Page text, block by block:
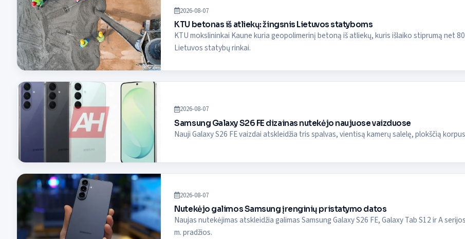
2026-08-07
KTU betonas iš atliekų: žingsnis Lietuvos statyboms
KTU mokslininkai Kaune kuria geopolimerinį betoną iš atliekų, kuris išlaiko stiprumą net
Lietuvos statybų rinkai.
2026-08-07
Samsung Galaxy S26 FE dizainas nutekėjo naujuose vaizduose
Nauji Galaxy S26 FE vaizdai atskleidžia tris spalvas, vientisą kamerų salelę, plokščią
2026-08-07
Nutekėjo galimos Samsung įrenginių pristatymo datos
Naujas nutekėjimas atskleidžia galimas Samsung Galaxy S26 FE, Galaxy Tab S12 ir A
m. pradžios.